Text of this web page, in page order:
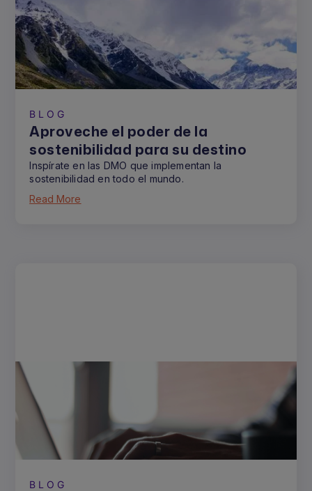
BLOG
Aproveche el poder de la
sostenibilidad para su destino
Inspírate en las DMO que implementan la
sostenibilidad en todo el mundo.
Read More
BLOG